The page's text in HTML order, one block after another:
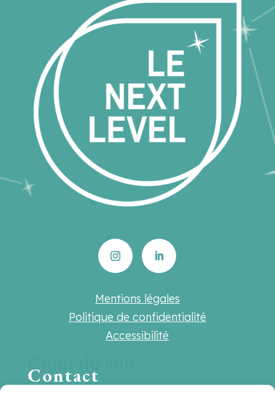
Mentions légales
Politique de confidentialité
Accessibilité
Contact